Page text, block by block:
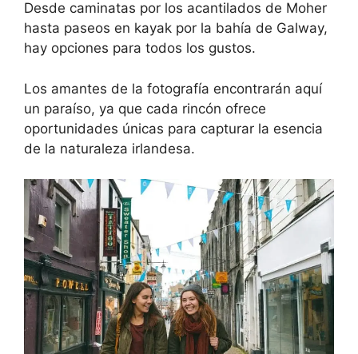
Desde caminatas por los acantilados de Moher
hasta paseos en kayak por la bahía de Galway,
hay opciones para todos los gustos.
Los amantes de la fotografía encontrarán aquí
un paraíso, ya que cada rincón ofrece
oportunidades únicas para capturar la esencia
de la naturaleza irlandesa.